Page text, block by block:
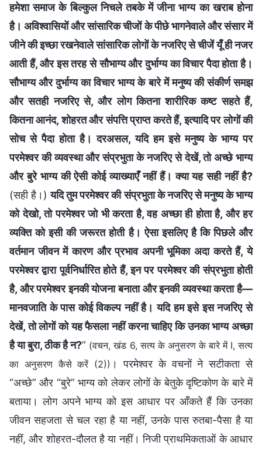
हमेशा समाज के बिल्कुल निचले तबके में जीना भाग्‍य का खराब होना
है। अविश्वासियों और सांसारिक चीजों के पीछे भागनेवाले और संसार में
जीने की इच्छा रखनेवाले सांसारिक लोगों के नजरिए से चीजें यूँ ही नजर
आती हैं, और इस तरह से सौभाग्‍य और दुर्भाग्‍य का विचार पैदा होता है।
सौभाग्‍य और दुर्भाग्‍य का विचार भाग्य के बारे में मनुष्य की संकीर्ण समझ
और सतही नजरिए से, और लोग कितना शारीरिक कष्ट सहते हैं,
कितना आनंद, शोहरत और संपत्ति प्राप्त करते हैं, इत्यादि पर लोगों की
सोच से पैदा होता है। दरअसल, यदि हम इसे मनुष्य के भाग्य पर
परमेश्वर की व्यवस्था और संप्रभुता के नजरिए से देखें, तो अच्छे भाग्य
और बुरे भाग्य की ऐसी कोई व्याख्याएँ नहीं हैं। क्या यह सही नहीं है?
(सही है।)यदि तुम परमेश्वर की संप्रभुता के नजरिए से मनुष्य के भाग्य
को देखो, तो परमेश्वर जो भी करता है, वह अच्छा ही होता है, और हर
व्यक्ति को इसी की जरूरत होती है। ऐसा इसलिए है कि पिछले और
वर्तमान जीवन में कारण और प्रभाव अपनी भूमिका अदा करते हैं, ये
परमेश्वर द्वारा पूर्वनिर्धारित होते हैं, इन पर परमेश्वर की संप्रभुता होती
है, और परमेश्वर इनकी योजना बनाता और इनकी व्यवस्था करता है—
मानवजाति के पास कोई विकल्प नहीं है। यदि हम इसे इस नजरिए से
देखें, तो लोगों को यह फैसला नहीं करना चाहिए कि उनका भाग्य अच्छा
है या बुरा, ठीक है न?” (वचन, खंड 6, सत्य के अनुसरण के बारे में I, सत्य
का अनुसरण कैसे करें (2)) । परमेश्वर के वचनों ने सटीकता से
“अच्छे” और “बुरे” भाग्य को लेकर लोगों के बेतुके दृष्टिकोण के बारे में
बताया। लोग अपने भाग्य को इस आधार पर आँकते हैं कि उनका
जीवन सहजता से चल रहा है या नहीं, उनके पास रुतबा-पैसा है या
नहीं, और शोहरत-दौलत है या नहीं। निजी प्राथमिकताओं के आधार